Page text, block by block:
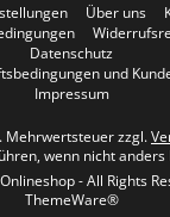
Über uns
Datenschutz
und
Impressum
Mehrwertsteuer zzgl.
wenn nicht
- All Rights
ThemeWare®